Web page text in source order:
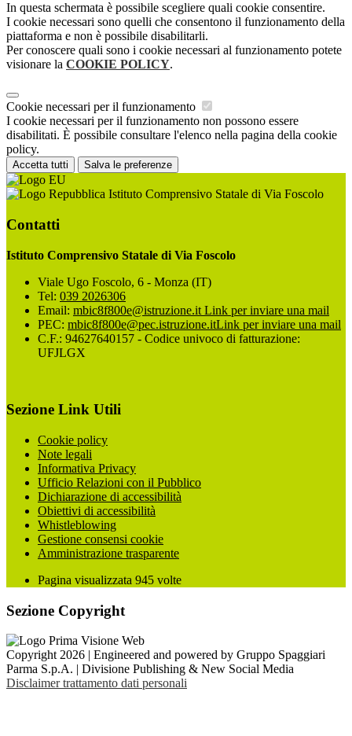
In questa schermata è possibile scegliere quali cookie consentire.
I cookie necessari sono quelli che consentono il funzionamento della
piattaforma e non è possibile disabilitarli.
Per conoscere quali sono i cookie necessari al funzionamento potete
visionare la COOKIE POLICY.
Cookie necessari per il funzionamento
I cookie necessari per il funzionamento non possono essere
disabilitati. È possibile consultare l'elenco nella pagina della cookie
policy.
Accetta tutti Salva le preferenze
Istituto Comprensivo Statale di Via Foscolo
Contatti
Istituto Comprensivo Statale di Via Foscolo
Viale Ugo Foscolo, 6 - Monza (IT)
Tel: 039 2026306
Email: mbic8f800e@istruzione.it Link per inviare una mail
PEC: mbic8f800e@pec.istruzione.itLink per inviare una mail
C.F.: 94627640157 - Codice univoco di fatturazione:
UFJLGX
Sezione Link Utili
Cookie policy
Note legali
Informativa Privacy
Ufficio Relazioni con il Pubblico
Dichiarazione di accessibilità
Obiettivi di accessibilità
Whistleblowing
Gestione consensi cookie
Amministrazione trasparente
Pagina visualizzata 945 volte
Sezione Copyright
Copyright 2026 | Engineered and powered by Gruppo Spaggiari
Parma S.p.A. | Divisione Publishing & New Social Media
Disclaimer trattamento dati personali